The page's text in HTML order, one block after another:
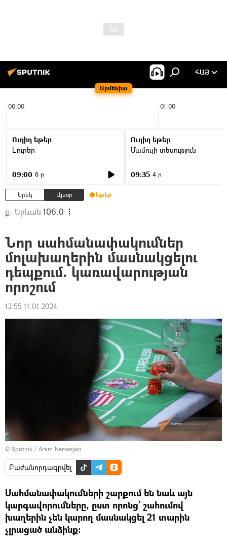
Արմենիա
ՀԱՅ
00:00 01:00
Ուղիղ եթեր
Լուրեր
09:00 6 ր
Ուղիղ եթեր
Մամուլի տեսություն
09:35 4 ր
Երեկ Այսօր Եթեր
ք. Երևան 106.0
Նոր սահմանափակումներ
մոլախաղերին մասնակցելու
դեպքում. կառավարության
որոշում
12:55 11.01.2024
© Sputnik / Aram Nersesyan
Բաժանորդագրվել
Սահմանափակումների շարքում են նաև այն
կարգավորումները, ըստ որոնց` շահումով
խաղերին չեն կարող մասնակցել 21 տարին
չլրացած անձինք։